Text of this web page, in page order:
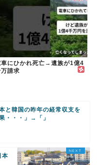
車にひかれ死亡→遺族が1億4
請求
と韓国の昨年の経常収支を
・・・」→「」
本